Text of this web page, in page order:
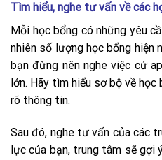
Tìm hiểu, nghe tư vấn về các
Mỗi học bổng có những yêu
nhiên số lượng học bổng hiện
bạn đừng nên nghe việc cứ
lớn. Hãy tìm hiểu sơ bộ về
rõ thông tin.
Sau đó, nghe tư vấn của các
lực của bạn, trung tâm sẽ gợi